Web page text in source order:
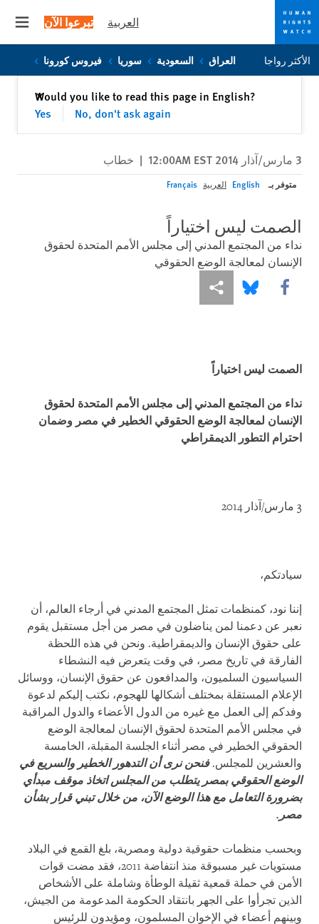
Skip
to
Skip
to
العربية تبرعوا الآن
الأكثر رواجا العراق السعودية سوريا فيروس كورونا
Would you like to read this page in English?
Yes
No, don't ask again
✕إغلاق
3 مارس/آذار 2014 12:00AM EST | خطاب
متوفر بـ English العربية Français
الصمت ليس اختياراً
نداء من المجتمع المدني إلى مجلس الأمم المتحدة لحقوق
الإنسان لمعالجة الوضع الحقوقي
Share this via Facebook
Share this via Bluesky
Share this via مشاركة
الصمت ليس اختياراً
نداء من المجتمع المدني إلى مجلس الأمم المتحدة لحقوق
الإنسان لمعالجة الوضع الحقوقي الخطير في مصر وضمان
احترام التطور الديمقراطي
3 مارس/آذار 2014
سيادتكم،
إننا نود، كمنظمات تمثل المجتمع المدني في أرجاء العالم، أن
نعبر عن دعمنا لمن يناضلون في مصر من أجل مستقبل يقوم
على حقوق الإنسان والديمقراطية. ونحن في هذه اللحظة
الفارقة في تاريخ مصر، في وقت يتعرض فيه النشطاء
السياسيون السلميون، والمدافعون عن حقوق الإنسان، ووسائل
الإعلام المستقلة بمختلف أشكالها للهجوم، نكتب إليكم لدعوة
وفدكم إلى العمل مع غيره من الدول الأعضاء والدول المراقبة
في مجلس الأمم المتحدة لحقوق الإنسان لمعالجة الوضع
الحقوقي الخطير في مصر أثناء الجلسة المقبلة، الخامسة
والعشرين للمجلس.فنحن نرى أن التدهور الخطير والسريع في
الوضع الحقوقي بمصر يتطلب من المجلس اتخاذ موقف مبدأي
بضرورة التعامل مع هذا الوضع الآن، من خلال تبني قرار بشأن
مصر.
وبحسب منظمات حقوقية دولية ومصرية، بلغ القمع في البلاد
مستويات غير مسبوقة منذ انتفاضة 2011، فقد مضت قوات
الأمن في حملة قمعية ثقيلة الوطأة وشاملة على الأشخاص
الذين تجرأوا على الجهر بانتقاد الحكومة المدعومة من الجيش،
وبينهم أعضاء في الإخوان المسلمون، ومؤيدون للرئيس